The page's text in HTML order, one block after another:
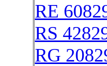
RE
RS
RG